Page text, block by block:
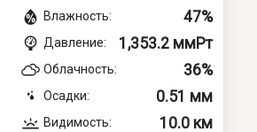
Влажность: 47%
Давление: 1,353.2 ммРт
Облачность: 36%
Осадки: 0.51 мм
Видимость: 10.0 км